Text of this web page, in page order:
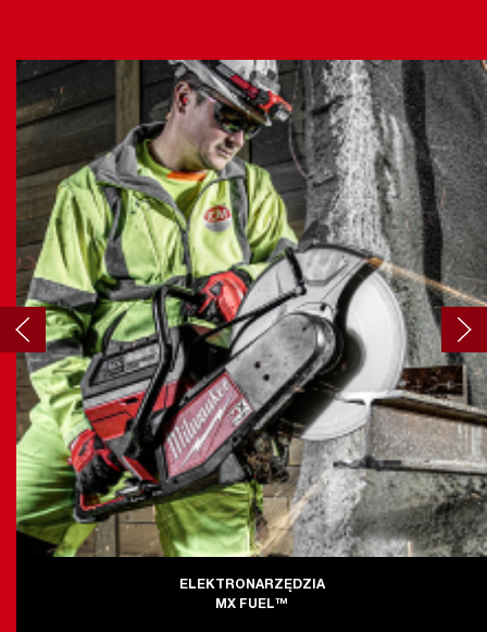
ELEKTRONARZĘDZIA
MX FUEL™